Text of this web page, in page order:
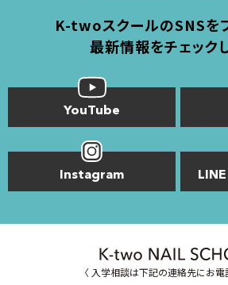
K-twoスクールのSNSを
最新情報をチェックし
YouTube
Instagram
〈 入学相談は下記の連絡先にお電